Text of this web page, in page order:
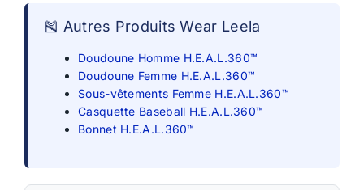
🎽 Autres Produits Wear Leela
Doudoune Homme H.E.A.L.360™
Doudoune Femme H.E.A.L.360™
Sous-vêtements Femme H.E.A.L.360™
Casquette Baseball H.E.A.L.360™
Bonnet H.E.A.L.360™